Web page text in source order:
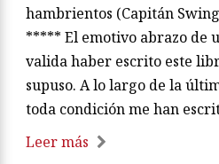
hambrientos (Capitán
***** El emotivo abrazo de
valida haber escrito este
supuso. A lo largo de la
toda condición me han
Leer más